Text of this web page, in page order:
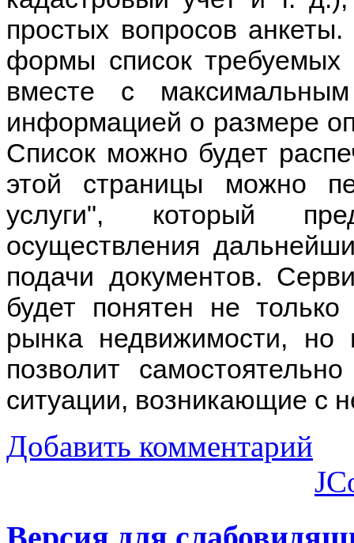
простых вопросов
формы список требуемых
вместе с
информацией о размере
Список можно будет
этой страницы можно
услуги", который
осуществления
подачи документов.
будет понятен не
рынка недвижимости,
позволит
ситуации, возникающие с
Добавить комментарий